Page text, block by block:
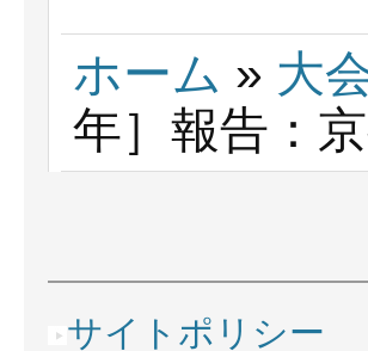
ホーム » 大
年］報告：
サイトポリシー